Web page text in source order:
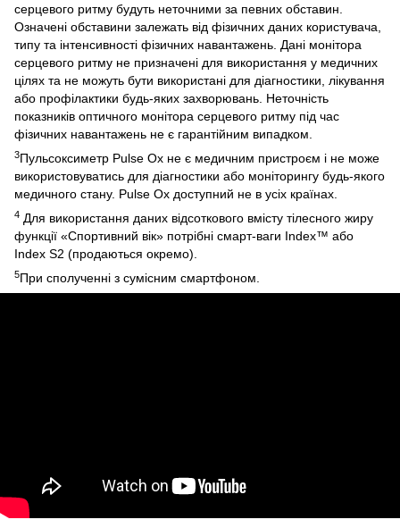
серцевого ритму будуть неточними за певних обставин.
Означені обставини залежать від фізичних даних користувача,
типу та інтенсивності фізичних навантажень. Дані монітора
серцевого ритму не призначені для використання у медичних
цілях та не можуть бути використані для діагностики, лікування
або профілактики будь-яких захворювань. Неточність
показників оптичного монітора серцевого ритму під час
фізичних навантажень не є гарантійним випадком.
3Пульсоксиметр Pulse Ox не є медичним пристроєм і не може
використовуватись для діагностики або моніторингу будь-якого
медичного стану. Pulse Ox доступний не в усіх країнах.
4 Для використання даних відсоткового вмісту тілесного жиру
функції «Спортивний вік» потрібні смарт-ваги Index™ або
Index S2 (продаються окремо).
5При сполученні з сумісним смартфоном.